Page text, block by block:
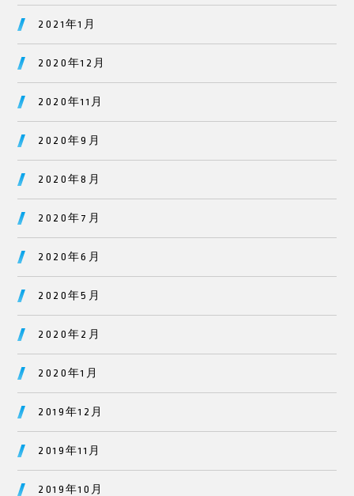
2021年1月
2020年12月
2020年11月
2020年9月
2020年8月
2020年7月
2020年6月
2020年5月
2020年2月
2020年1月
2019年12月
2019年11月
2019年10月